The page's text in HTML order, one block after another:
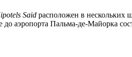
Said расположен в нескольких
аэропорта Пальма-де-Майорка